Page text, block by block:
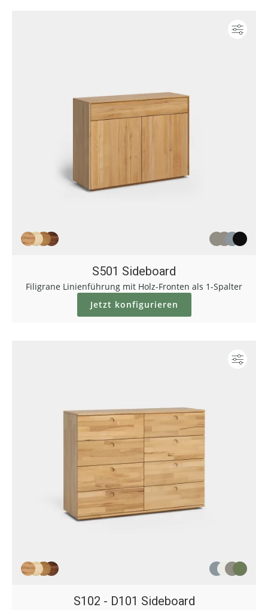
S501 Sideboard
Filigrane Linienführung mit Holz-Fronten als 1-Spalter
Jetzt konfigurieren
S102 - D101 Sideboard